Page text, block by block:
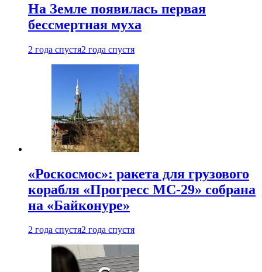
На Земле появилась первая
бессмертная муха
2 года спустя2 года спустя
«Роскосмос»: ракета для грузового
корабля «Прогресс МС-29» собрана
на «Байконуре»
2 года спустя2 года спустя